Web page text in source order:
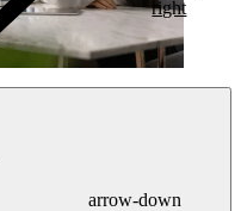
right
arrow-down